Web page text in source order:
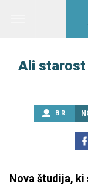
Ali starost
B.R.
Nova študija,